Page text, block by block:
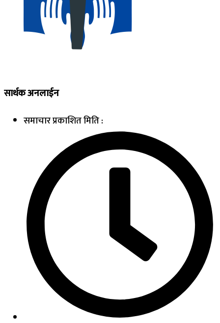
सार्थक अनलाईन
समाचार प्रकाशित मिति :